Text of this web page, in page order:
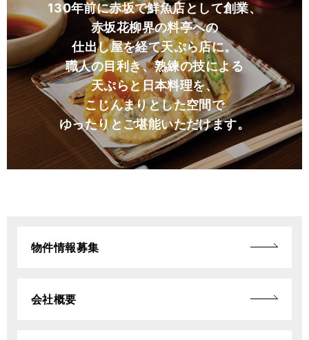
130年前に赤坂で鮮魚店として創業、
赤坂花柳界の料亭への
仕出し屋を経て天ぷら店に。
職人の目利き、熟練の技による
天ぷらと日本料理を、
こじんまりとした空間で
ゆったりとご堪能いただけます。
物件情報募集
会社概要